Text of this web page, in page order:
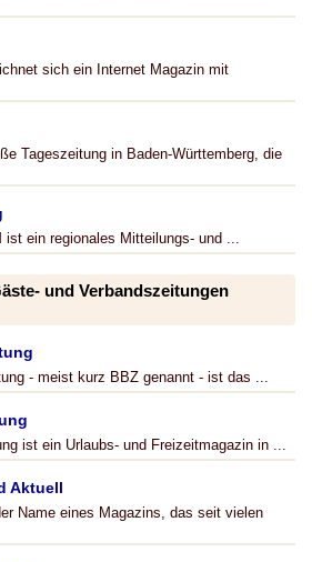
sich ein Internet Magazin mit
Tageszeitung in Baden-Württemberg, die
ist ein regionales Mitteilungs- und ...
und Verbandszeitungen
- meist kurz BBZ genannt - ist das ...
ist ein Urlaubs- und Freizeitmagazin in ...
Aktuell
Name eines Magazins, das seit vielen